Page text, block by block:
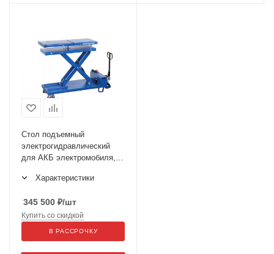
Стол подъемный
электрогидравлический
для АКБ электромобиля,
Характеристики
345 500 ₽/шт
Купить со скидкой
В РАССРОЧКУ